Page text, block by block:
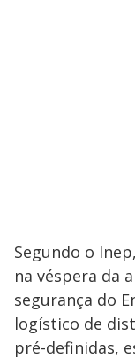
Segundo o
na véspera da
segurança do
logístico de
pré-definidas,